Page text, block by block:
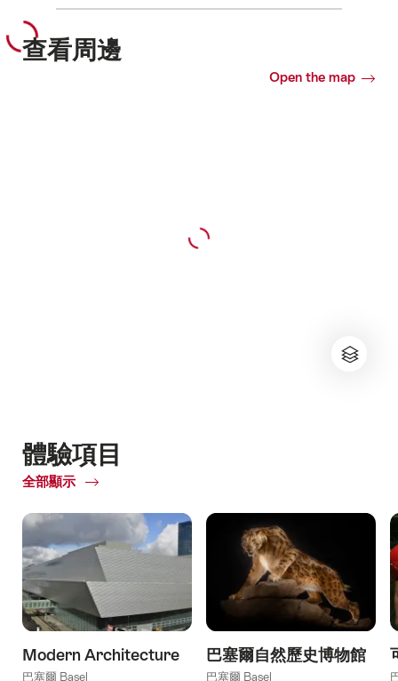
查看周邊
Open the map
體驗項目
全部顯示
of
驗
項
Modern Architecture
巴塞爾 Basel
巴塞爾自然歷史博物館
巴塞爾 Basel